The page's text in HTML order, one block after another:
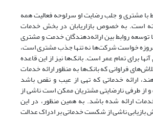
با مشتری و جلب رضایت او سرلوحه فعالیت همه
است. به خصوص بازاریابان در بخش خدمات
توسعه روابط بین ارائه‌دهندگان خدمت و مشتری
خواست شرکت‌ها نه تنها جذب مشتری است،
برای تمام عمر است. بانک‌ها نیز از این قاعده
فراوانی که بانک‌ها به منظور ارائه خدمات
ارائه خدماتی که تهی از عیب و نقص باشد
و از طرفی نارضایتی مشتریان ممکن است ناشی از
ارائه شده باشد. به همین منظور، در این
بازیابی ناشی از شکست خدماتی بر ادراک عدالت